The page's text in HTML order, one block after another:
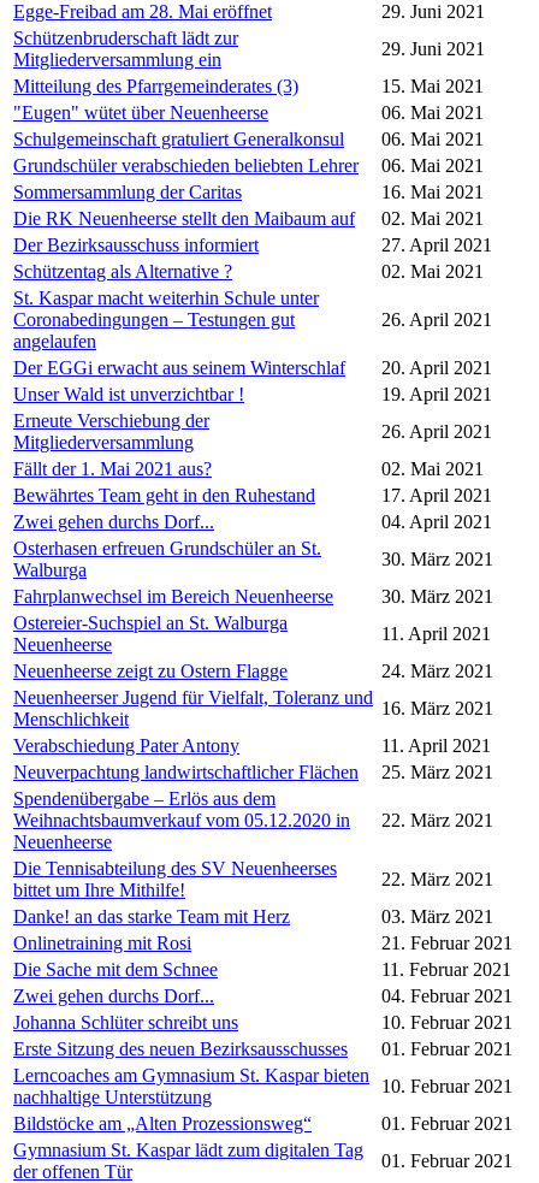
Egge-Freibad am 28. Mai eröffnet
29. Juni 2021
Schützenbruderschaft lädt zur
Mitgliederversammlung ein
29. Juni 2021
Mitteilung des Pfarrgemeinderates (3)
15. Mai 2021
"Eugen" wütet über Neuenheerse
06. Mai 2021
Schulgemeinschaft gratuliert Generalkonsul
06. Mai 2021
Grundschüler verabschieden beliebten Lehrer
06. Mai 2021
Sommersammlung der Caritas
16. Mai 2021
Die RK Neuenheerse stellt den Maibaum auf
02. Mai 2021
Der Bezirksausschuss informiert
27. April 2021
Schützentag als Alternative ?
02. Mai 2021
St. Kaspar macht weiterhin Schule unter
Coronabedingungen – Testungen gut
angelaufen
26. April 2021
Der EGGi erwacht aus seinem Winterschlaf
20. April 2021
Unser Wald ist unverzichtbar !
19. April 2021
Erneute Verschiebung der
Mitgliederversammlung
26. April 2021
Fällt der 1. Mai 2021 aus?
02. Mai 2021
Bewährtes Team geht in den Ruhestand
17. April 2021
Zwei gehen durchs Dorf...
04. April 2021
Osterhasen erfreuen Grundschüler an St.
Walburga
30. März 2021
Fahrplanwechsel im Bereich Neuenheerse
30. März 2021
Ostereier-Suchspiel an St. Walburga
Neuenheerse
11. April 2021
Neuenheerse zeigt zu Ostern Flagge
24. März 2021
Neuenheerser Jugend für Vielfalt, Toleranz und
Menschlichkeit
16. März 2021
Verabschiedung Pater Antony
11. April 2021
Neuverpachtung landwirtschaftlicher Flächen
25. März 2021
Spendenübergabe – Erlös aus dem
Weihnachtsbaumverkauf vom 05.12.2020 in
Neuenheerse
22. März 2021
Die Tennisabteilung des SV Neuenheerses
bittet um Ihre Mithilfe!
22. März 2021
Danke! an das starke Team mit Herz
03. März 2021
Onlinetraining mit Rosi
21. Februar 2021
Die Sache mit dem Schnee
11. Februar 2021
Zwei gehen durchs Dorf...
04. Februar 2021
Johanna Schlüter schreibt uns
10. Februar 2021
Erste Sitzung des neuen Bezirksausschusses
01. Februar 2021
Lerncoaches am Gymnasium St. Kaspar bieten
nachhaltige Unterstützung
10. Februar 2021
Bildstöcke am „Alten Prozessionsweg“
01. Februar 2021
Gymnasium St. Kaspar lädt zum digitalen Tag
der offenen Tür
01. Februar 2021